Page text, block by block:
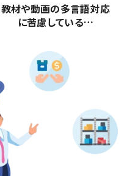
教材や動画の多言語対応
に苦慮している…